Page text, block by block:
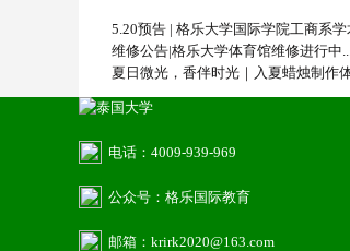
5.20预告 | 格乐大学国际学院工商系
维修公告|格乐大学体育馆维修进行中
夏日微光，香伴时光｜入夏蜡烛制作
电话：4009-939-969
公众号：格乐国际教育
邮箱：krirk2020@163.com